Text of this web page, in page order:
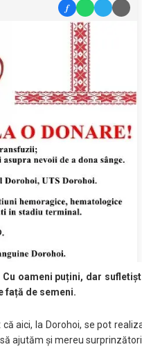
f
oameni puțini, dar
față de semeni.
aici, la Dorohoi, se pot
ajutăm și mereu